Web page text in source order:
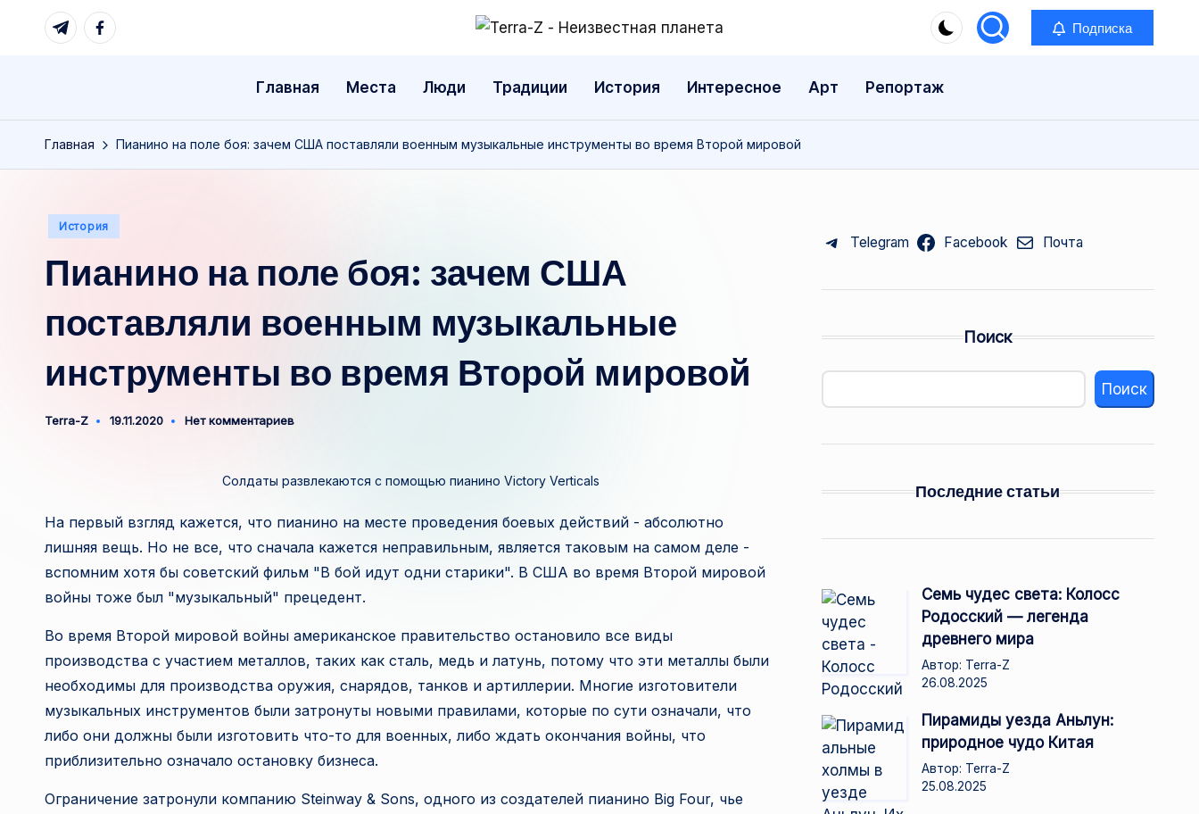
Перейти
TelegramFacebook
e
r
r
Z
-
Н
е
е
с
н
а
я
л
история,
события
Подписка
Главная Места Люди Традиции История Интересное Арт Репортаж
Главная Пианино на поле боя: зачем США поставляли военным музыкальные инструменты во время Второй мировой
Опубликовано
История
Пианино на поле боя: зачем США
поставляли военным музыкальные
инструменты во время Второй мировой
Запись
Terra-Z 19.11.2020 Нет комментариев
Солдаты развлекаются с помощью пианино Victory Verticals
На первый взгляд кажется, что пианино на месте проведения боевых действий - абсолютно
лишняя вещь. Но не все, что сначала кажется неправильным, является таковым на самом деле -
вспомним хотя бы советский фильм "В бой идут одни старики". В США во время Второй мировой
войны тоже был "музыкальный" прецедент.
Во время Второй мировой войны американское правительство остановило все виды
производства с участием металлов, таких как сталь, медь и латунь, потому что эти металлы были
необходимы для производства оружия, снарядов, танков и артиллерии. Многие изготовители
музыкальных инструментов были затронуты новыми правилами, которые по сути означали, что
либо они должны были изготовить что-то для военных, либо ждать окончания войны, что
приблизительно означало остановку бизнеса.
Ограничение затронули компанию Steinway & Sons, одного из создателей пианино Big Four, чье
Telegram Facebook Почта
Поиск
Поиск
Последние статьи
Семь чудес света: Колосс
Родосский — легенда
древнего мира
Автор: Terra-Z
26.08.2025
Пирамиды уезда Аньлун:
природное чудо Китая
Автор: Terra-Z
25.08.2025